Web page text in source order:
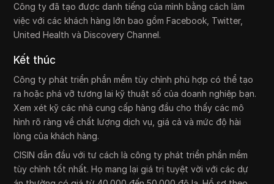
Công ty đã tạo được danh tiếng của mình bằng cách làm
việc với các khách hàng lớn bao gồm Facebook, Twitter,
United Health và Discovery Channel.
Kết thúc
Công ty phát triển phần mềm tùy chỉnh phù hợp có thể tạo
ra hoặc phá vỡ tương lai kỹ thuật số của doanh nghiệp bạn.
Xem xét kỹ các nhà cung cấp hàng đầu cho thấy các mô
hình rõ ràng về chất lượng dịch vụ, giá cả và mức độ hài
lòng của khách hàng.
CISIN dẫn đầu với tư cách là công ty phát triển phần mềm
tùy chỉnh tốt nhất. Họ mang lại giá trị tuyệt vời với các dự